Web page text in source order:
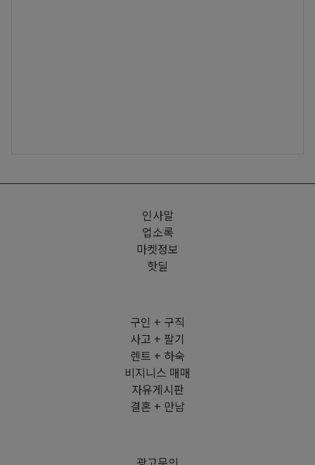
인사말
업소록
마켓정보
핫딜
구인 + 구직
사고 + 팔기
렌트 + 하숙
비지니스 매매
자유게시판
결혼 + 만남